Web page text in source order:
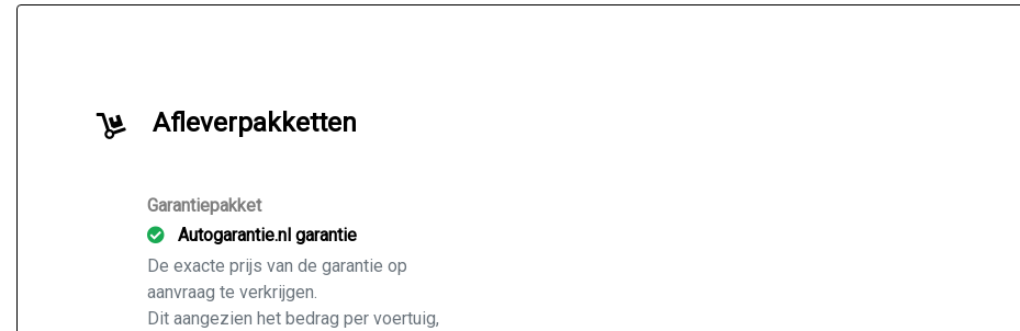
Afleverpakketten
Garantiepakket
Autogarantie.nl garantie
De exacte prijs van de garantie op
aanvraag te verkrijgen.
Dit aangezien het bedrag per voertuig,